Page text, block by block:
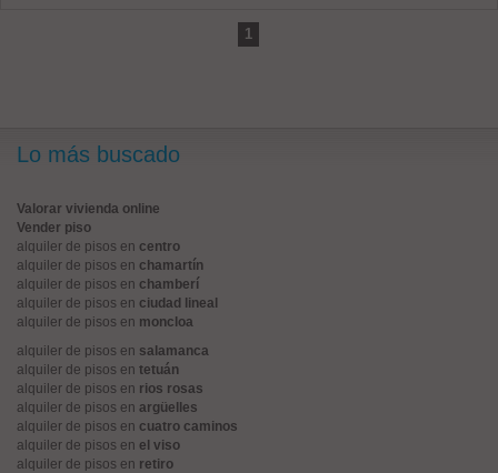
1
Lo más buscado
Valorar vivienda online
Vender piso
alquiler de pisos en centro
alquiler de pisos en chamartín
alquiler de pisos en chamberí
alquiler de pisos en ciudad lineal
alquiler de pisos en moncloa
alquiler de pisos en salamanca
alquiler de pisos en tetuán
alquiler de pisos en rios rosas
alquiler de pisos en argüelles
alquiler de pisos en cuatro caminos
alquiler de pisos en el viso
alquiler de pisos en retiro